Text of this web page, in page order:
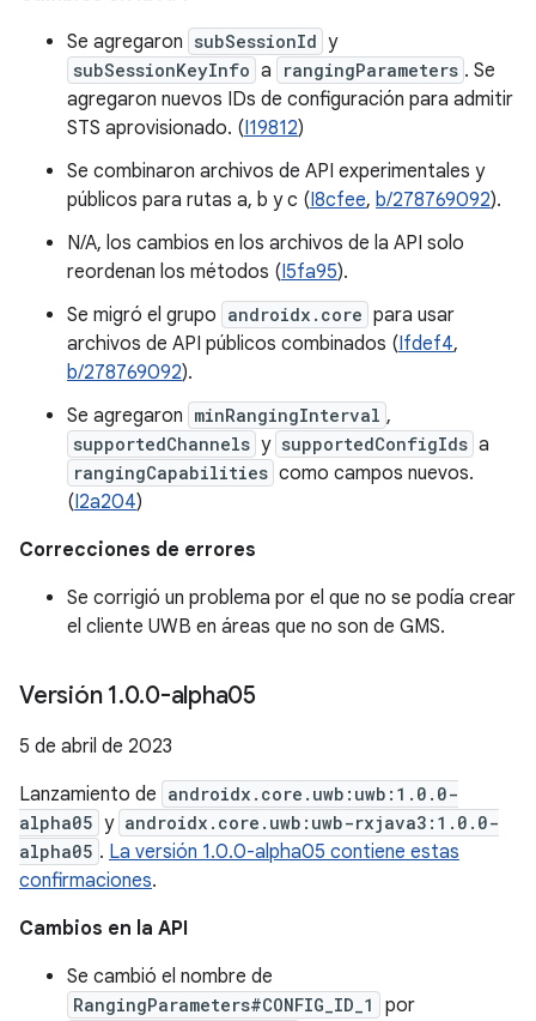
Se agregaron subSessionId y
subSessionKeyInfo a rangingParameters . Se
agregaron nuevos IDs de configuración para admitir
STS aprovisionado. (I19812)
Se combinaron archivos de API experimentales y
públicos para rutas a, b y c (I8cfee, b/278769092).
N/A, los cambios en los archivos de la API solo
reordenan los métodos (I5fa95).
Se migró el grupo androidx.core para usar
archivos de API públicos combinados (Ifdef4,
b/278769092).
Se agregaron minRangingInterval ,
supportedChannels y supportedConfigIds a
rangingCapabilities como campos nuevos.
(I2a204)
Correcciones de errores
Se corrigió un problema por el que no se podía crear
el cliente UWB en áreas que no son de GMS.
Versión 1.0.0-alpha05
5 de abril de 2023
Lanzamiento de androidx.core.uwb:uwb:1.0.0-
alpha05 y androidx.core.uwb:uwb-rxjava3:1.0.0-
alpha05 . La versión 1.0.0-alpha05 contiene estas
confirmaciones.
Cambios en la API
Se cambió el nombre de
RangingParameters#CONFIG_ID_1 por